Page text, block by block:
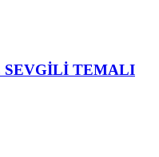
SEVGİLİ TEMALI